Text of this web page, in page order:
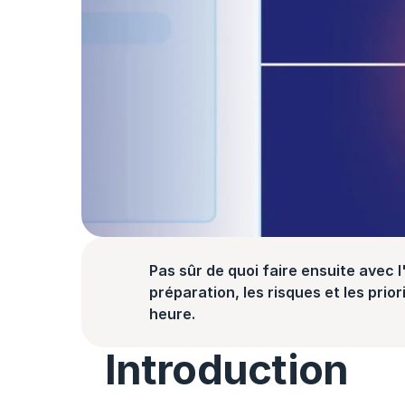
Pas sûr de quoi faire ensuite avec
préparation, les risques et les
heure.
Introduction